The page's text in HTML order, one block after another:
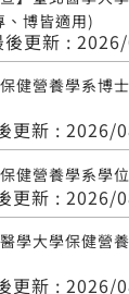
、博皆適用)
後更新 :
健營養學系博
更新 : 2026/
健營養學系學
更新 : 2026/
醫學大學保健營
更新 : 2026/